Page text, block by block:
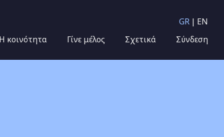
GR
EN
κοινότητα
Γίνε μέλος Σχετικά Σύνδεση